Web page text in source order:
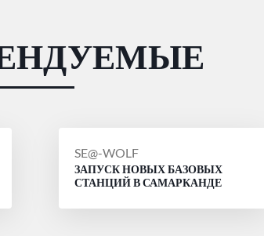
СООБЩЕНИЕ
ОТ
SE@-WOLF
ЗАПУСК НОВЫХ БАЗОВЫХ
СТАНЦИЙ В САМАРКАНДЕ